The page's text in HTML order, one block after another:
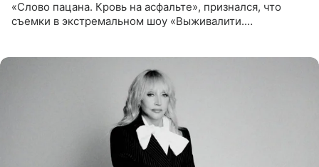
«Слово пацана. Кровь на асфальте», признался, что
съемки в экстремальном шоу «Выживалити.